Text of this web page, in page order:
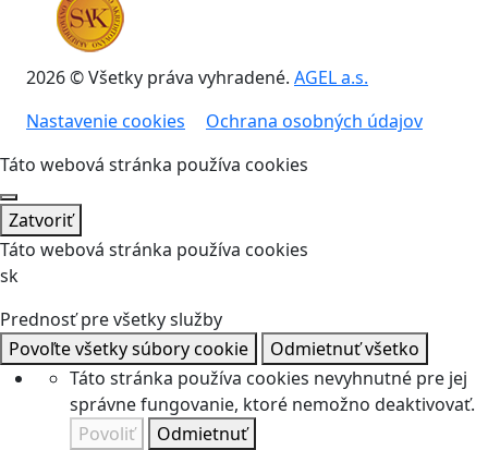
2026 © Všetky práva vyhradené. AGEL a.s.
Nastavenie cookies
Ochrana osobných údajov
Táto webová stránka používa cookies
Zatvoriť
Táto webová stránka používa cookies
sk
Prednosť pre všetky služby
Povoľte všetky súbory cookie
Odmietnuť všetko
Táto stránka používa cookies nevyhnutné pre jej
správne fungovanie, ktoré nemožno deaktivovať.
Povoliť
Odmietnuť